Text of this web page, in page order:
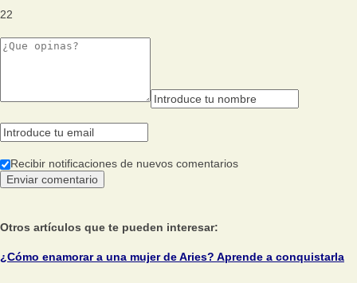
22
Recibir notificaciones de nuevos comentarios
Otros artículos que te pueden interesar:
¿Cómo enamorar a una mujer de Aries? Aprende a conquistarla